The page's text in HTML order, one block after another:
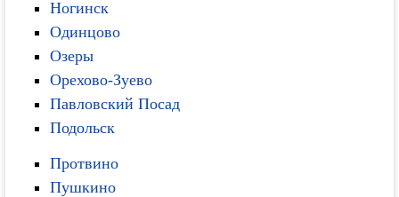
Ногинск
Одинцово
Озеры
Орехово-Зуево
Павловский Посад
Подольск
Протвино
Пушкино